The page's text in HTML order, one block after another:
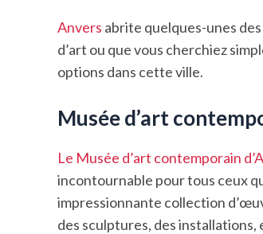
Anvers abrite quelques-unes
d’art ou que vous cherchiez
options dans cette ville.
Musée d’art
Le Musée d’art contemporain
incontournable pour tous ceux
impressionnante collection
des sculptures, des